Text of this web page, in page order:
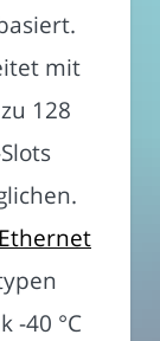
mit
128
Ethernet
-40 °C